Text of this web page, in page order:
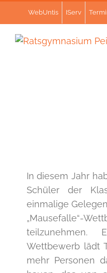
springen
WebUntis IServ
In diesem Jahr
Schüler der
einmalige
„Mausefalle“-
teilzunehmen.
Wettbewerb lädt
mehr Personen